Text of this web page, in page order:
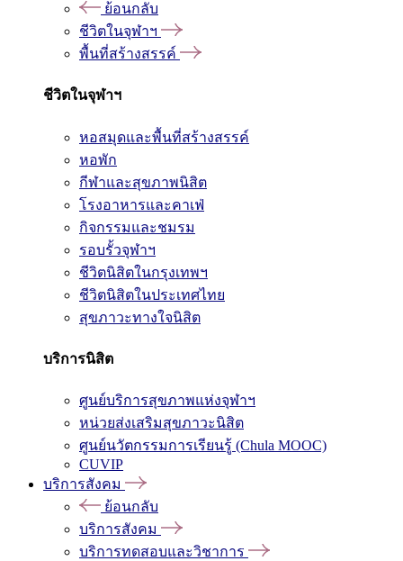
ย้อนกลับ
ชีวิตในจุฬาฯ
พื้นที่สร้างสรรค์
ชีวิตในจุฬาฯ
หอสมุดและพื้นที่สร้างสรรค์
หอพัก
กีฬาและสุขภาพนิสิต
โรงอาหารและคาเฟ่
กิจกรรมและชมรม
รอบรั้วจุฬาฯ
ชีวิตนิสิตในกรุงเทพฯ
ชีวิตนิสิตในประเทศไทย
สุขภาวะทางใจนิสิต
บริการนิสิต
ศูนย์บริการสุขภาพแห่งจุฬาฯ
หน่วยส่งเสริมสุขภาวะนิสิต
ศูนย์นวัตกรรมการเรียนรู้ (Chula MOOC)
CUVIP
บริการสังคม
ย้อนกลับ
บริการสังคม
บริการทดสอบและวิชาการ